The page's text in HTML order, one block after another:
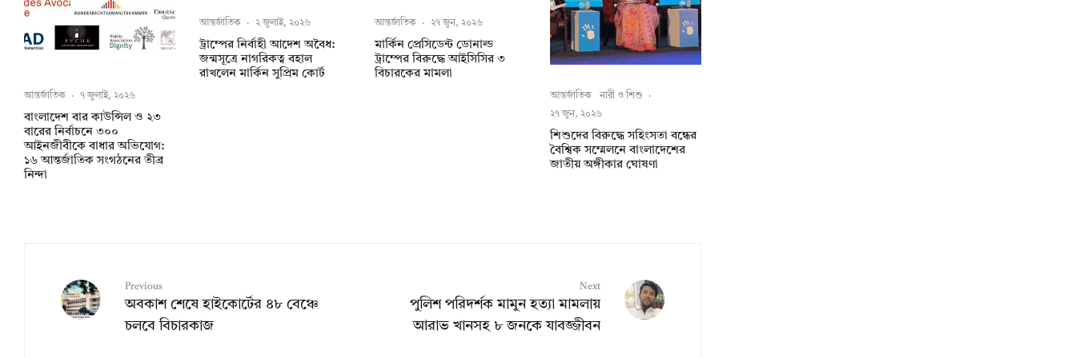
আন্তর্জাতিক · ৭ জুলাই, ২০২৬
বাংলাদেশ বার কাউন্সিল ও ২৩
বারের নির্বাচনে ৩০০
আইনজীবীকে বাধার অভিযোগ:
১৬ আন্তর্জাতিক সংগঠনের তীব্র
নিন্দা
আন্তর্জাতিক · ২ জুলাই, ২০২৬
ট্রাম্পের নির্বাহী আদেশ অবৈধ:
জন্মসূত্রে নাগরিকত্ব বহাল
রাখলেন মার্কিন সুপ্রিম কোর্ট
আন্তর্জাতিক · ২৭ জুন, ২০২৬
মার্কিন প্রেসিডেন্ট ডোনাল্ড
ট্রাম্পের বিরুদ্ধে আইসিসির ৩
বিচারকের মামলা
আন্তর্জাতিক নারী ও শিশু
·
২৭ জুন, ২০২৬
শিশুদের বিরুদ্ধে সহিংসতা বন্ধের
বৈশ্বিক সম্মেলনে বাংলাদেশের
জাতীয় অঙ্গীকার ঘোষণা
Previous
অবকাশ শেষে হাইকোর্টের ৪৮ বেঞ্চে
চলবে বিচারকাজ
Next
পুলিশ পরিদর্শক মামুন হত্যা মামলায়
আরাভ খানসহ ৮ জনকে যাবজ্জীবন